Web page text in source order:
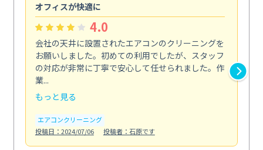
オフィスが快適に
4.0
会社の天井に設置されたエアコンのクリーニングを
お願いしました。初めての利用でしたが、スタッフ
の対応が非常に丁寧で安心して任せられました。作
業...
もっと見る
エアコンクリーニング
投稿日：2024/07/06
投稿者：石原です